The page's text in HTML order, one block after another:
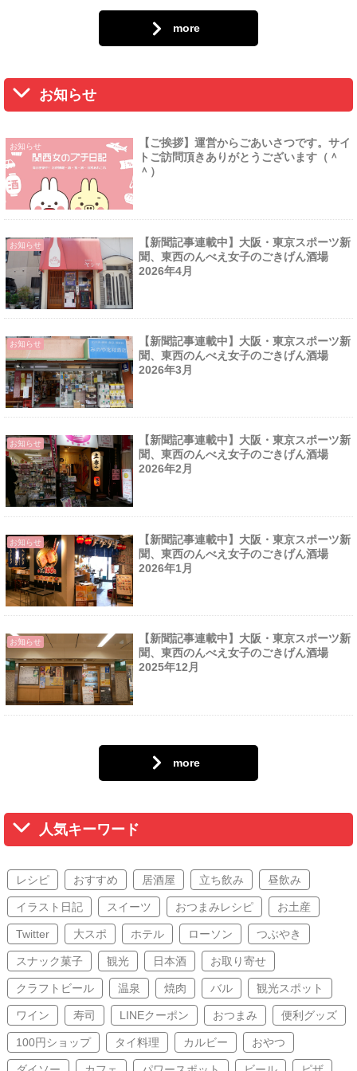
more
お知らせ
お知らせ
【ご挨拶】運営からごあいさつです。サイ
トご訪問頂きありがとうございます（＾
＾）
お知らせ
【新聞記事連載中】大阪・東京スポーツ新
聞、東西のんべえ女子のごきげん酒場
2026年4月
お知らせ
【新聞記事連載中】大阪・東京スポーツ新
聞、東西のんべえ女子のごきげん酒場
2026年3月
お知らせ
【新聞記事連載中】大阪・東京スポーツ新
聞、東西のんべえ女子のごきげん酒場
2026年2月
お知らせ
【新聞記事連載中】大阪・東京スポーツ新
聞、東西のんべえ女子のごきげん酒場
2026年1月
お知らせ
【新聞記事連載中】大阪・東京スポーツ新
聞、東西のんべえ女子のごきげん酒場
2025年12月
more
人気キーワード
レシピ おすすめ 居酒屋 立ち飲み 昼飲み
イラスト日記 スイーツ おつまみレシピ お土産
Twitter 大スポ ホテル ローソン つぶやき
スナック菓子 観光 日本酒 お取り寄せ
クラフトビール 温泉 焼肉 バル 観光スポット
ワイン 寿司 LINEクーポン おつまみ 便利グッズ
100円ショップ タイ料理 カルビー おやつ